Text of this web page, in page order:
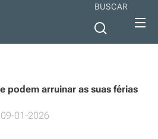
BUSCAR
podem arruinar as suas férias
09-01-2026